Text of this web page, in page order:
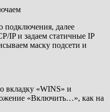
подключения, далее
IP и задаем статичные IP
маску подсети и
вкладку «WINS» и
«Включить…», как на